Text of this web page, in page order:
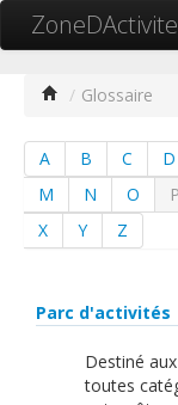
Cartographie ZA
Recherche
Contact
Mon ZA.com
/ Glossaire
A B C D
M
N O P
X
Y Z
Parc d'activités
Destiné
toutes